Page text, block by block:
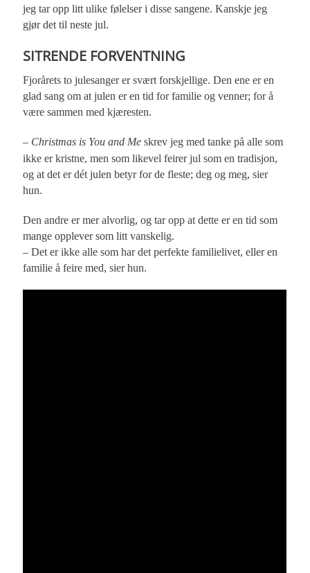
jeg tar opp litt ulike følelser i disse sangene. Kanskje jeg
gjør det til neste jul.
SITRENDE FORVENTNING
Fjorårets to julesanger er svært forskjellige. Den ene er en
glad sang om at julen er en tid for familie og venner; for å
være sammen med kjæresten.
– Christmas is You and Me skrev jeg med tanke på alle som
ikke er kristne, men som likevel feirer jul som en tradisjon,
og at det er dét julen betyr for de fleste; deg og meg, sier
hun.
Den andre er mer alvorlig, og tar opp at dette er en tid som
mange opplever som litt vanskelig.
– Det er ikke alle som har det perfekte familielivet, eller en
familie å feire med, sier hun.